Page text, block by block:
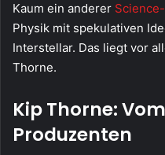
Kaum ein anderer
Physik mit spekulativen
Interstellar. Das liegt vor
Thorne.
Kip Thorne:
Produzenten